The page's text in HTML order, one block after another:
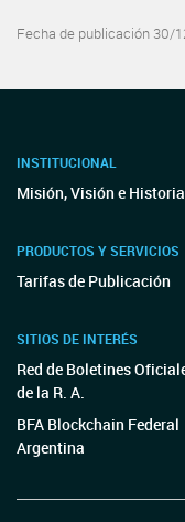
Fecha de publicación 30/
INSTITUCIONAL
Misión, Visión e Historia
PRODUCTOS Y SERVICIOS
Tarifas de Publicación
SITIOS DE INTERÉS
Red de Boletines
de la R. A.
BFA Blockchain Federal
Argentina